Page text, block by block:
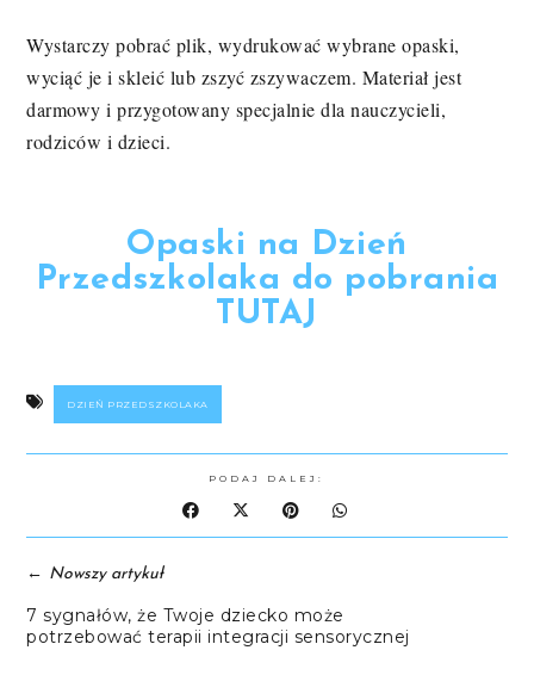
Wystarczy pobrać plik, wydrukować wybrane opaski,
wyciąć je i skleić lub zszyć zszywaczem. Materiał jest
darmowy i przygotowany specjalnie dla nauczycieli,
rodziców i dzieci.
Opaski na Dzień
Przedszkolaka do pobrania
TUTAJ
DZIEŃ PRZEDSZKOLAKA
PODAJ DALEJ:
← Nowszy artykuł
7 sygnałów, że Twoje dziecko może
potrzebować terapii integracji sensorycznej